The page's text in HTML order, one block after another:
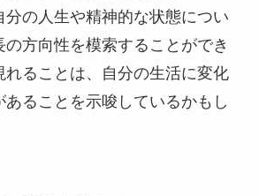
分の人生や精神的な状態につい
方向性を模索することができ
れることは、自分の生活に変化
あることを示唆しているかもし